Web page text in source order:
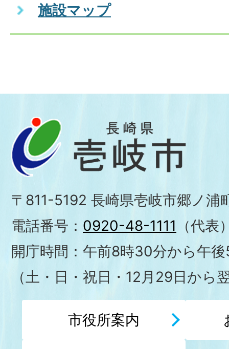
施設マップ
〒811-5192 長崎県壱岐市郷ノ浦
電話番号： 0920-48-1111 （代表
開庁時間：午前8時30分から午
（土・日・祝日・12月29日から
市役所案内